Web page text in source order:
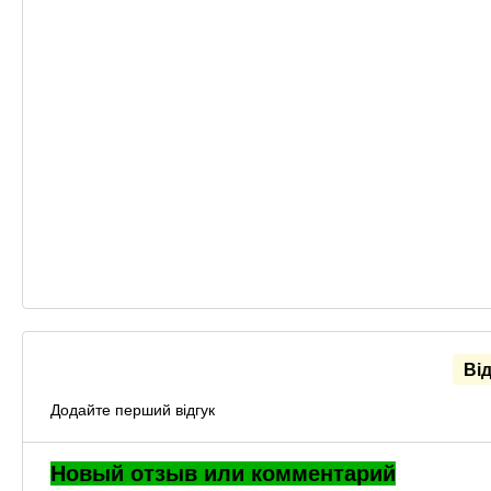
Додайте перший відгук
Новый отзыв или комментарий